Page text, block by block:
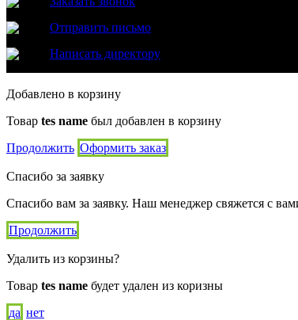
Отправить письмо
Написать директору
Добавлено в корзину
Товар tes name был добавлен в корзину
Продолжить Оформить заказ
Спасибо за заявку
Спасибо вам за заявку. Наш менеджер свяжется с
Продолжить
Удалить из корзины?
Товар tes name будет удален из коризны
да нет